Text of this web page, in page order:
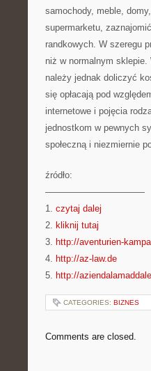
samochody, meble,
supermarketu,
randkowych. W szeregu
niż w normalnym
należy jednak doliczyć
się opłacają pod
internetowe i pojęcia
jednostkom w pewnych
społeczną i niezmiernie
źródło:
———————————
1. czytaj dalej
2. kliknij tutaj
3. http://aventurien-
4. http://az-law.de
5. http://
CATEGORIES: BIZNES
Comments are closed.